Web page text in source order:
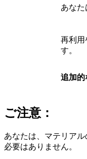
あな
再利用
す。
追加的
ご注意：
あなたは、マテリア
必要はありません。